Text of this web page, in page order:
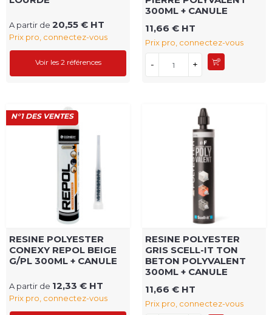
A partir de 20,55 € HT
Prix pro, connectez-vous
Voir les 2 références
300ML + CANULE
11,66 € HT
Prix pro, connectez-vous
- +
N°1 DES VENTES
RESINE POLYESTER
CONEXY REPOL BEIGE
G/PL 300ML + CANULE
A partir de 12,33 € HT
Prix pro, connectez-vous
RESINE POLYESTER
GRIS SCELL-IT TON
BETON POLYVALENT
300ML + CANULE
11,66 € HT
Prix pro, connectez-vous